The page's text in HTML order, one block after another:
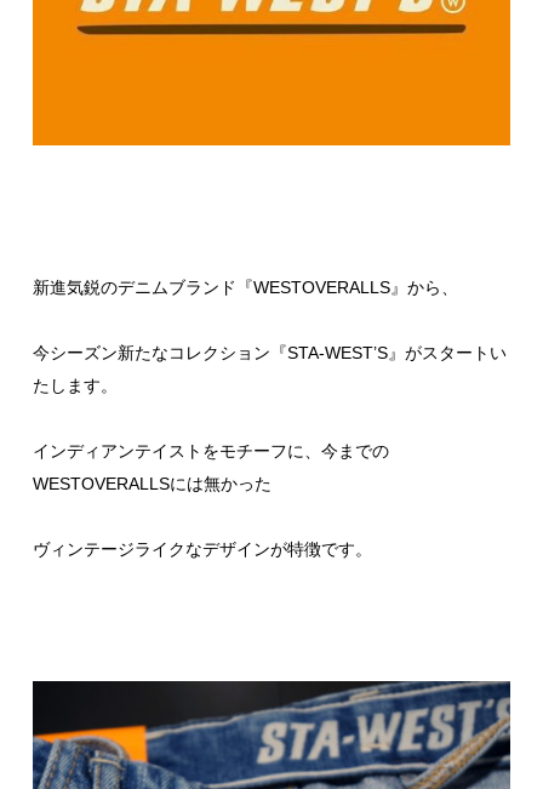
新進気鋭のデニムブランド『WESTOVERALLS』から、
今シーズン新たなコレクション『STA-WEST’S』がスタートい
たします。
インディアンテイストをモチーフに、今までの
WESTOVERALLSには無かった
ヴィンテージライクなデザインが特徴です。